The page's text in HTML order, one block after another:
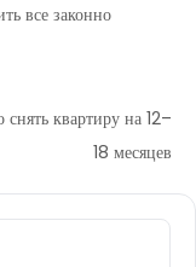
все законно
квартиру на 12–
18 месяцев